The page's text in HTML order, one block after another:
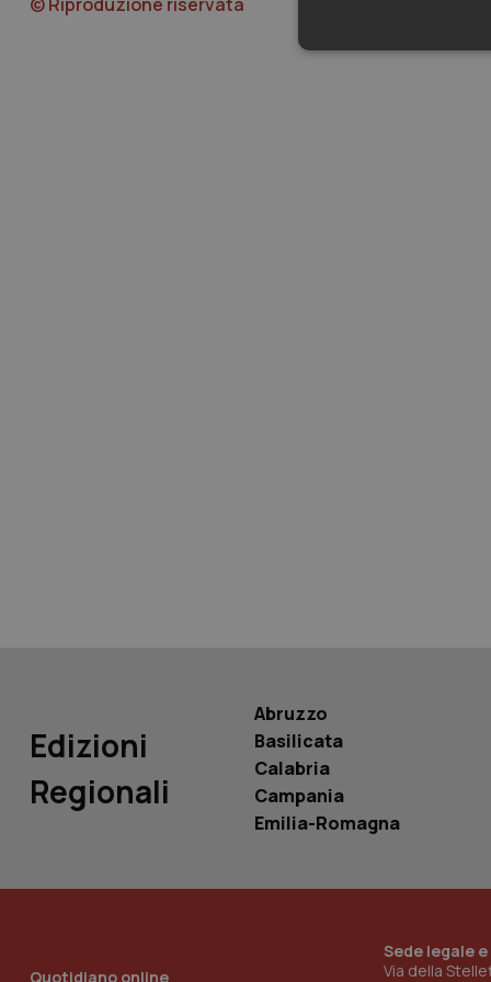
Edizioni
Regionali
Abruzzo
Basilicata
Calabria
Campania
Emilia-Romagna
Quotidiano online
Sede legale
Via della
_ga_KM60CM4NPH